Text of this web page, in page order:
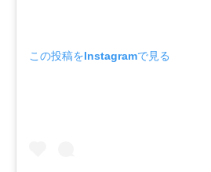
この投稿をInstagramで見る